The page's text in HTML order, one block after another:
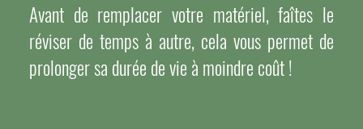
Avant de remplacer votre matériel, faîtes le
réviser de temps à autre, cela vous permet de
prolonger sa durée de vie à moindre coût !